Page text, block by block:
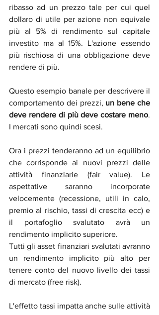
ribasso ad un prezzo tale per cui quel
dollaro di utile per azione non equivale
più al 5% di rendimento sul capitale
investito ma al 15%. L'azione essendo
più rischiosa di una obbligazione deve
rendere di più.
Questo esempio banale per descrivere il
comportamento dei prezzi, un bene che
deve rendere di più deve costare meno.
I mercati sono quindi scesi.
Ora i prezzi tenderanno ad un equilibrio
che corrisponde ai nuovi prezzi delle
attività finanziarie (fair value). Le
aspettative saranno incorporate
velocemente (recessione, utili in calo,
premio al rischio, tassi di crescita ecc) e
il portafoglio svalutato avrà un
rendimento implicito superiore.
Tutti gli asset finanziari svalutati avranno
un rendimento implicito più alto per
tenere conto del nuovo livello dei tassi
di mercato (free risk).
L'effetto tassi impatta anche sulle attività